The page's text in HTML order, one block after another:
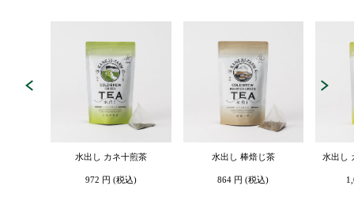
水出し カネ十煎茶
972 円 (税込)
水出し 棒焙じ茶
864 円 (税込)
水出し